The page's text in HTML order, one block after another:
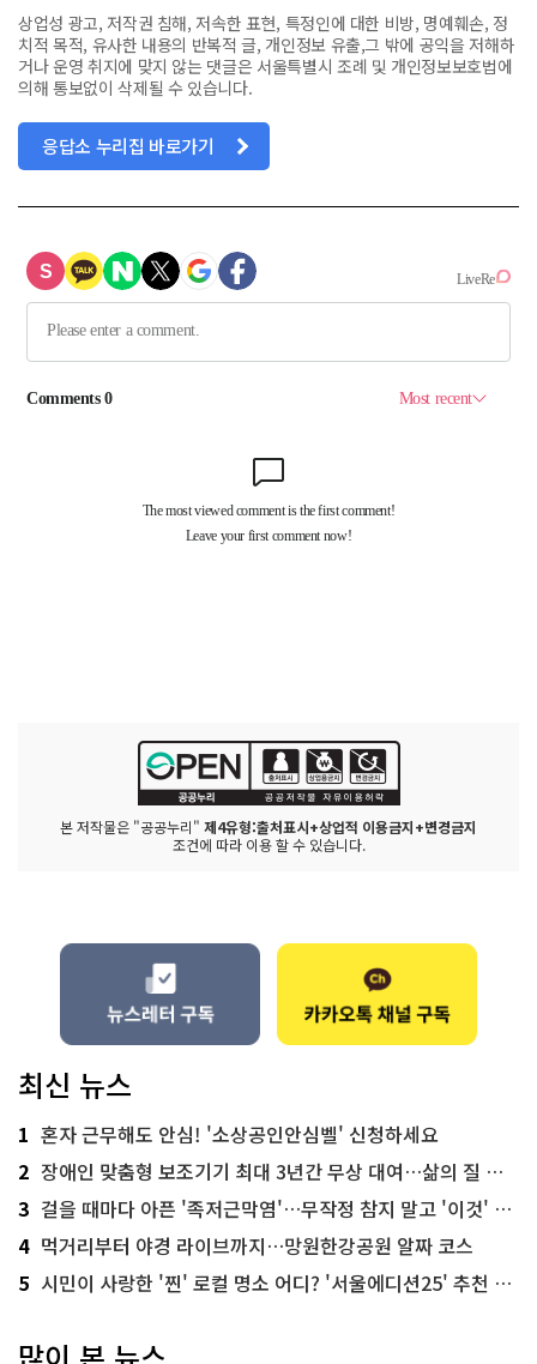
상업성 광고, 저작권 침해, 저속한 표현, 특정인에 대한 비방, 명예훼손, 정
치적 목적, 유사한 내용의 반복적 글, 개인정보 유출,그 밖에 공익을 저해하
거나 운영 취지에 맞지 않는 댓글은 서울특별시 조례 및 개인정보보호법에
의해 통보없이 삭제될 수 있습니다.
응답소 누리집 바로가기
본 저작물은 "공공누리" 제4유형:출처표시+상업적 이용금지+변경금지
조건에 따라 이용 할 수 있습니다.
최신 뉴스
1 혼자 근무해도 안심! '소상공인안심벨' 신청하세요
2 장애인 맞춤형 보조기기 최대 3년간 무상 대여…삶의 질 높인다
3 걸을 때마다 아픈 '족저근막염'…무작정 참지 말고 '이것' 해보세요!
4 먹거리부터 야경 라이브까지…망원한강공원 알짜 코스
5 시민이 사랑한 '찐' 로컬 명소 어디? '서울에디션25' 추천 코스